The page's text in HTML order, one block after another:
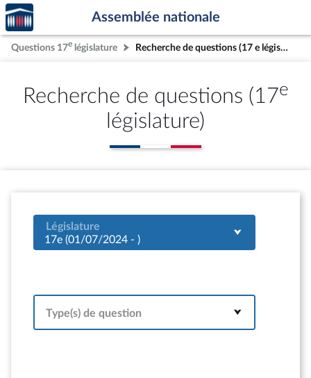
Aller au contenu
Aller en bas de la page
Accèder
à la
page
d'accueil
Assemblée nationale
Questions 17e législature Recherche de questions (17 e législature)
Recherche de questions (17e
législature)
Législature
17e (01/07/2024 - )
Type(s) de question